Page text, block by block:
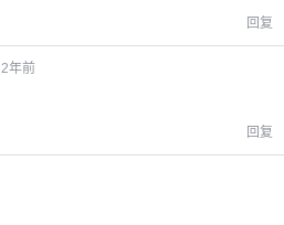
回复
2年前
回复